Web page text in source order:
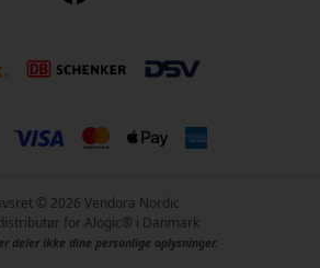
© 2026 Vendora Nordic
for Alogic® i Danmark
deler ikke dine personlige oplysninger.